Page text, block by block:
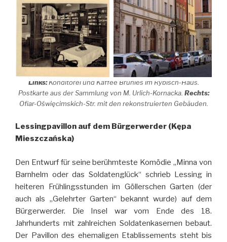
Links:Konditorei und Kaffee Brunies im Rybisch-Haus.
Postkarte aus der Sammlung von M. Urlich-Kornacka. Rechts:
Ofiar-Oświęcimskich-Str. mit den rekonstruierten Gebäuden.
Lessingpavillon auf dem Bürgerwerder (Kępa
Mieszczańska)
Den Entwurf für seine berühmteste Komödie „Minna von
Barnhelm oder das Soldatenglück“ schrieb Lessing in
heiteren Frühlingsstunden im Göllerschen Garten (der
auch als „Gelehrter Garten“ bekannt wurde) auf dem
Bürgerwerder. Die Insel war vom Ende des 18.
Jahrhunderts mit zahlreichen Soldatenkasernen bebaut.
Der Pavillon des ehemaligen Etablissements steht bis